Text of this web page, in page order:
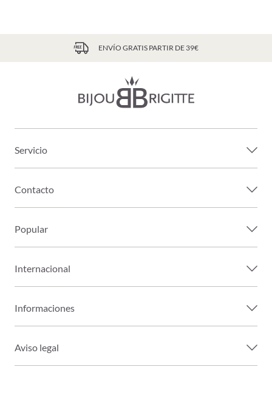
ENVÍO GRATIS PARTIR DE 39€
Servicio
Contacto
Popular
Internacional
Informaciones
Aviso legal